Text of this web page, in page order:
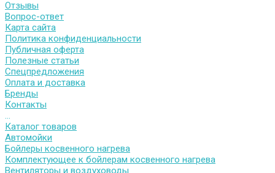
Отзывы
Вопрос-ответ
Карта сайта
Политика конфиденциальности
Публичная оферта
Полезные статьи
Спецпредложения
Оплата и доставка
Бренды
Контакты
...
Каталог товаров
Автомойки
Бойлеры косвенного нагрева
Комплектующее к бойлерам косвенного нагрева
Вентиляторы и воздуховоды